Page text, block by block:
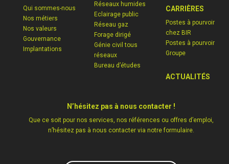
Qui sommes-nous
Nos métiers
Nos valeurs
Gouvernance
Implantations
Réseaux humides
Eclairage public
Réseau gaz
Forage dirigé
Génie civil tous
réseaux
Bureau d’études
CARRIÈRES
Postes à pourvoir
chez BIR
Postes à pourvoir
Groupe
ACTUALITÉS
N’hésitez pas à nous contacter !
Que ce soit pour nos services, nos références ou offres d’emploi,
n’hésitez pas à nous contacter via notre formulaire.